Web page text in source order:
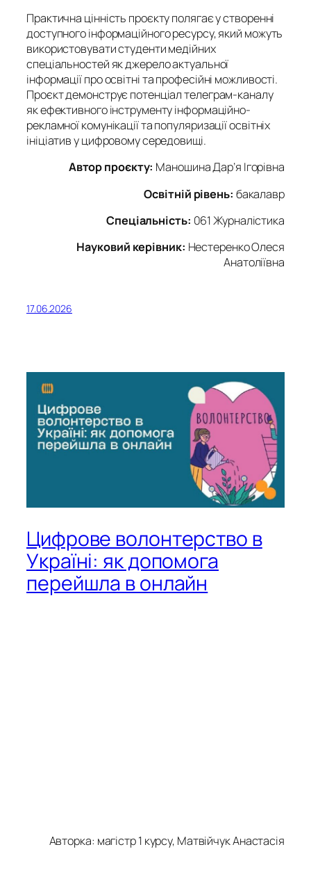
Практична цінність проєкту полягає у створенні
доступного інформаційного ресурсу, який можуть
використовувати студенти медійних
спеціальностей як джерело актуальної
інформації про освітні та професійні можливості.
Проєкт демонструє потенціал телеграм-каналу
як ефективного інструменту інформаційно-
рекламної комунікації та популяризації освітніх
ініціатив у цифровому середовищі.
Автор проєкту: Маношина Дар’я Ігорівна
Освітній рівень: бакалавр
Спеціальність: 061 Журналістика
Науковий керівник: Нестеренко Олеся
Анатоліївна
17.06.2026
Цифрове волонтерство в
Україні: як допомога
перейшла в онлайн
Авторка: магістр 1 курсу, Матвійчук Анастасія